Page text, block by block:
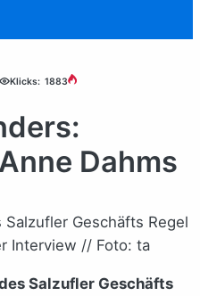
Klicks: 1883
Dahms
Geschäfts Regel
Interview // Foto: ta
Salzufler Geschäfts